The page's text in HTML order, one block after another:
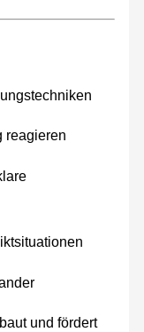
reagieren
und fördert